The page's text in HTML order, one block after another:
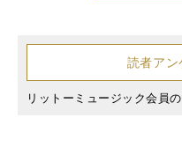
読者アン
リットーミュージック会員